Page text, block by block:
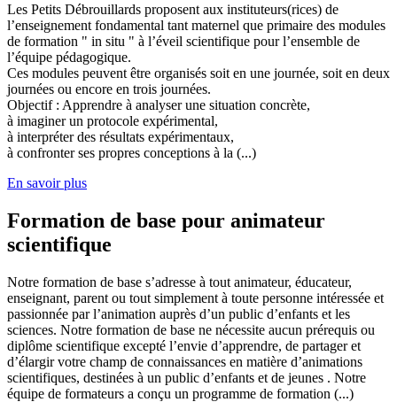
Les Petits Débrouillards proposent aux instituteurs(rices) de
l’enseignement fondamental tant maternel que primaire des modules
de formation " in situ " à l’éveil scientifique pour l’ensemble de
l’équipe pédagogique.
Ces modules peuvent être organisés soit en une journée, soit en deux
journées ou encore en trois journées.
Objectif : Apprendre à analyser une situation concrète,
à imaginer un protocole expérimental,
à interpréter des résultats expérimentaux,
à confronter ses propres conceptions à la (...)
En savoir plus
Formation de base pour animateur
scientifique
Notre formation de base s’adresse à tout animateur, éducateur,
enseignant, parent ou tout simplement à toute personne intéressée et
passionnée par l’animation auprès d’un public d’enfants et les
sciences. Notre formation de base ne nécessite aucun prérequis ou
diplôme scientifique excepté l’envie d’apprendre, de partager et
d’élargir votre champ de connaissances en matière d’animations
scientifiques, destinées à un public d’enfants et de jeunes . Notre
équipe de formateurs a conçu un programme de formation (...)